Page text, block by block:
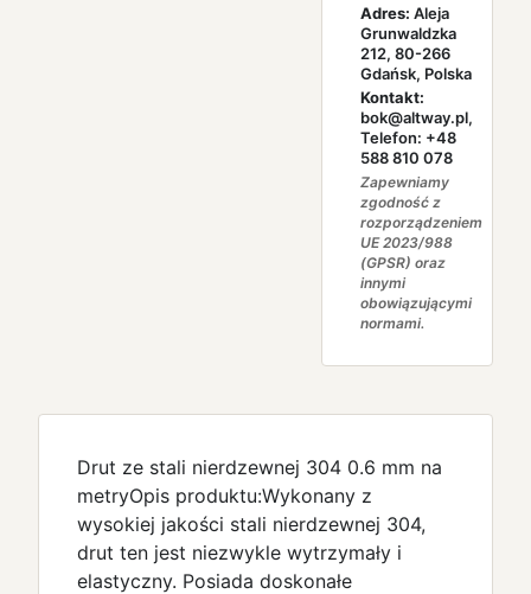
Adres: Aleja
Grunwaldzka
212, 80-266
Gdańsk, Polska
Kontakt:
bok@altway.pl,
Telefon: +48
588 810 078
Zapewniamy
zgodność z
rozporządzeniem
UE 2023/988
(GPSR) oraz
innymi
obowiązującymi
normami.
Drut ze stali nierdzewnej 304 0.6 mm na
metryOpis produktu:Wykonany z
wysokiej jakości stali nierdzewnej 304,
drut ten jest niezwykle wytrzymały i
elastyczny. Posiada doskonałe